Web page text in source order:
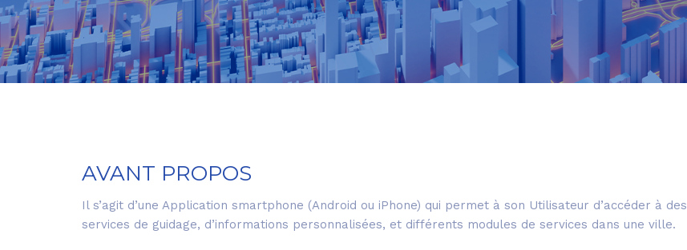
AVANT PROPOS
Il s’agit d’une Application smartphone (Android ou iPhone) qui permet à son Utilisateur d’accéder à des
services de guidage, d’informations personnalisées, et différents modules de services dans une ville.